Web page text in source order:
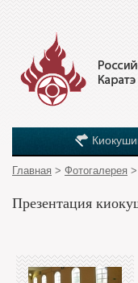
Главная > Фотогалерея
Презентация